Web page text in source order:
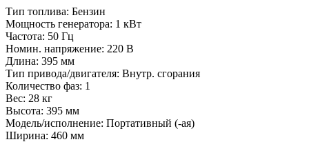
Тип топлива: Бензин
Мощность генератора: 1 кВт
Частота: 50 Гц
Номин. напряжение: 220 В
Длина: 395 мм
Тип привода/двигателя: Внутр. сгорания
Количество фаз: 1
Вес: 28 кг
Высота: 395 мм
Модель/исполнение: Портативный (-ая)
Ширина: 460 мм